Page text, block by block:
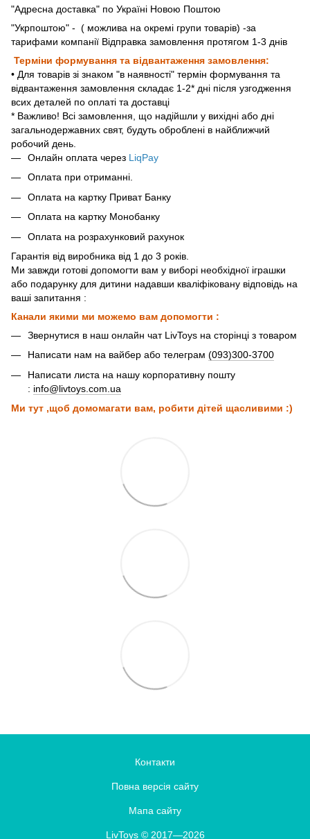
"Адресна доставка" по Україні Новою Поштою
"Укрпоштою" - ( можлива на окремі групи товарів) -за
тарифами компанії Відправка замовлення протягом 1-3 днів
Терміни формування та відвантаження замовлення:
• Для товарів зі знаком "в наявності" термін формування та
відвантаження замовлення складає 1-2* дні після узгодження
всих деталей по оплаті та доставці
* Важливо! Всі замовлення, що надійшли у вихідні або дні
загальнодержавних свят, будуть оброблені в найближчий
робочий день.
Онлайн оплата через LiqPay
Оплата при отриманні.
Оплата на картку Приват Банку
Оплата на картку Монобанку
Оплата на розрахунковий рахунок
Гарантія від виробника від 1 до 3 років.
Ми завжди готові допомогти вам у виборі необхідної іграшки
або подарунку для дитини надавши кваліфіковану відповідь на
ваші запитання :
Канали якими ми можемо вам допомогти :
Звернутися в наш онлайн чат LivToys на сторінці з товаром
Написати нам на вайбер або телеграм (093)300-3700
Написати листа на нашу корпоративну пошту
: info@livtoys.com.ua
Ми тут ,щоб домомагати вам, робити дітей щасливими :)
Контакти
Повна версія сайту
Мапа сайту
LivToys © 2017—2026